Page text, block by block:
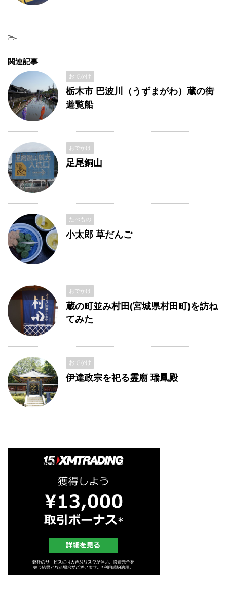
-
関連記事
おでかけ
栃木市 巴波川（うずまがわ）蔵の街
遊覧船
おでかけ
足尾銅山
たべもの
小太郎 草だんご
おでかけ
蔵の町並み村田(宮城県村田町)を訪ね
てみた
おでかけ
伊達政宗を祀る霊廟 瑞鳳殿